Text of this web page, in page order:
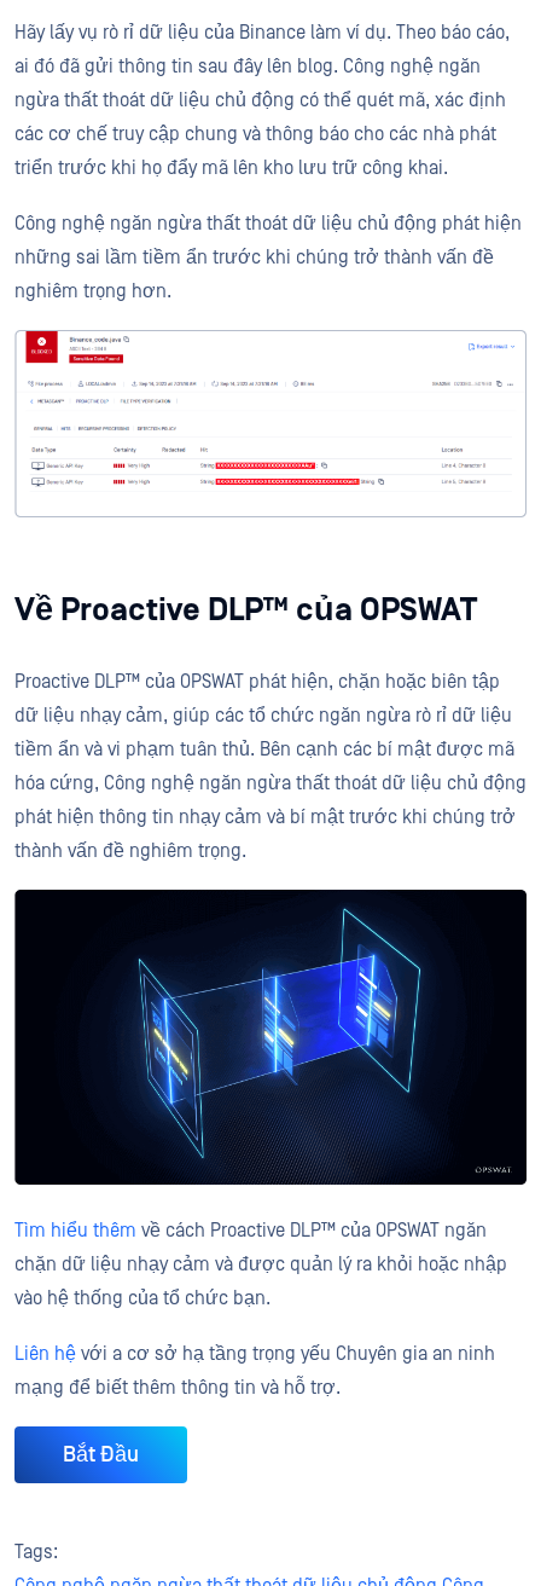
Hãy lấy vụ rò rỉ dữ liệu của Binance làm ví dụ. Theo báo cáo,
ai đó đã gửi thông tin sau đây lên blog. Công nghệ ngăn
ngừa thất thoát dữ liệu chủ động có thể quét mã, xác định
các cơ chế truy cập chung và thông báo cho các nhà phát
triển trước khi họ đẩy mã lên kho lưu trữ công khai.
Công nghệ ngăn ngừa thất thoát dữ liệu chủ động phát hiện
những sai lầm tiềm ẩn trước khi chúng trở thành vấn đề
nghiêm trọng hơn.
Về Proactive DLP™ của OPSWAT
Proactive DLP™ của OPSWAT phát hiện, chặn hoặc biên tập
dữ liệu nhạy cảm, giúp các tổ chức ngăn ngừa rò rỉ dữ liệu
tiềm ẩn và vi phạm tuân thủ. Bên cạnh các bí mật được mã
hóa cứng, Công nghệ ngăn ngừa thất thoát dữ liệu chủ động
phát hiện thông tin nhạy cảm và bí mật trước khi chúng trở
thành vấn đề nghiêm trọng.
Tìm hiểu thêm về cách Proactive DLP™ của OPSWAT ngăn
chặn dữ liệu nhạy cảm và được quản lý ra khỏi hoặc nhập
vào hệ thống của tổ chức bạn.
Liên hệ với a cơ sở hạ tầng trọng yếu Chuyên gia an ninh
mạng để biết thêm thông tin và hỗ trợ.
Bắt Đầu
Tags: